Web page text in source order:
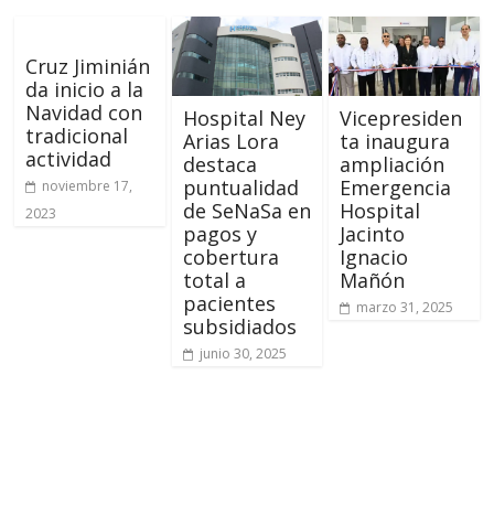
Cruz Jiminián
da inicio a la
Navidad con
tradicional
actividad
noviembre 17,
2023
Hospital Ney
Arias Lora
destaca
puntualidad
de SeNaSa en
pagos y
cobertura
total a
pacientes
subsidiados
junio 30, 2025
Vicepresiden
ta inaugura
ampliación
Emergencia
Hospital
Jacinto
Ignacio
Mañón
marzo 31, 2025